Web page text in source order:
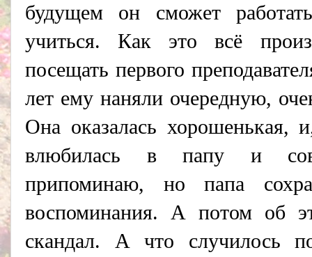
будущем он сможет
учиться. Как это всё
посещать первого
лет ему наняли очередную,
Она оказалась хорошенькая,
влюбилась в папу и
припоминаю, но папа
воспоминания. А потом об
скандал. А что случилось